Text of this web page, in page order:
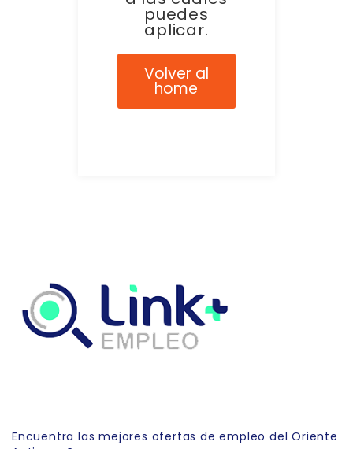
puedes
aplicar.
Volver al
home
Encuentra las mejores ofertas de empleo del Oriente